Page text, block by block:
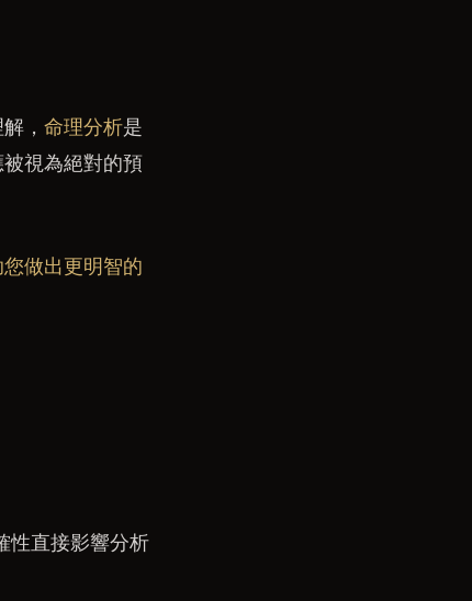
， 命理分析是
視為絕對的預
做出更明智的
性直接影響分析